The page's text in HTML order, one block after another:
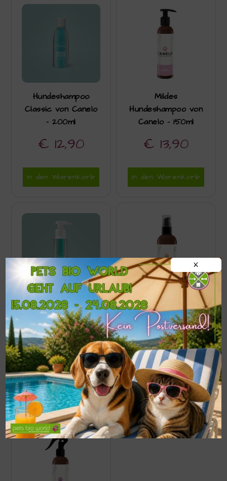
Hundeshampoo
Classic von Canelo
– 200ml
€ 12,90
In den Warenkorb
Mildes
Hundeshampoo von
Canelo – 150ml
€ 13,90
In den Warenkorb
MSM
Regenerationsgel
für Hunde von
Canelo – 100ml
€19,90
In den Warenkorb
Pfotenbalsam von
Canelo – 100ml
€19,90
In den Warenkorb
X